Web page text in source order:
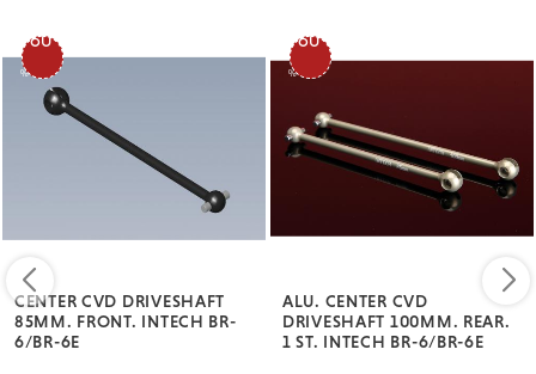
CENTER CVD DRIVESHAFT
85MM. FRONT. INTECH BR-
6/BR-6E
60
%
ALU. CENTER CVD
DRIVESHAFT 100MM. REAR.
1 ST. INTECH BR-6/BR-6E
60
%